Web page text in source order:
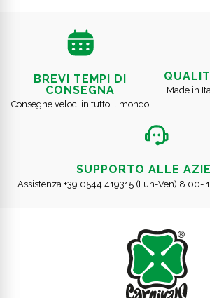
BREVI TEMPI DI
CONSEGNA
Consegne veloci in tutto il mondo
Made in
SUPPORTO ALLE
Assistenza +39 0544 419315 (Lun-Ven)